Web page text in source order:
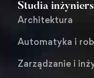
Studia
Architektura
Automatyka i
Zarządzanie i